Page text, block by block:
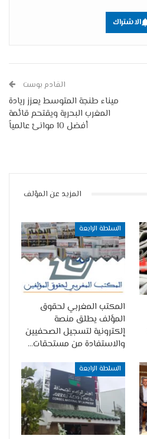
الاشتراك
القادم بوست
ميناء طنجة المتوسط يعزز ريادة
المغرب البحرية ويقتحم قائمة
أفضل 10 موانئ عالمياً
المزيد عن المؤلف
السلطة الرابعة
المكتب المغربي لحقوق
المؤلف يطلق منصة
إلكترونية لتسجيل الصحفيين
والاستفادة من مستحقات…
السلطة الرابعة